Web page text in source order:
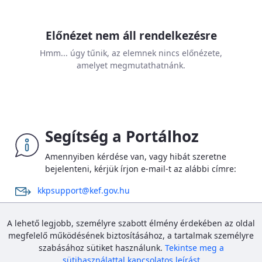
Előnézet nem áll rendelkezésre
Hmm... úgy tűnik, az elemnek nincs előnézete,
amelyet megmutathatnánk.
Segítség a Portálhoz
Amennyiben kérdése van, vagy hibát szeretne
bejelenteni, kérjük írjon e-mail-t az alábbi címre:
kkpsupport@kef.gov.hu
megkeresések miatt a kapcsolatfelvétel ideje elhúzódhat,
szíves megértésüket és türelmüket köszönjük.
A lehető legjobb, személyre szabott élmény érdekében az oldal
megfelelő működésének biztosításához, a tartalmak személyre
szabásához sütiket használunk. Tekintse meg a